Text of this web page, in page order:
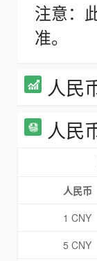
注意：
准。
人民
人民
人民币
1 CNY
5 CNY